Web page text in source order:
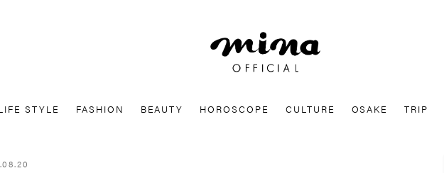
STYLE FASHION BEAUTY HOROSCOPE CULTURE OSAKE TRIP